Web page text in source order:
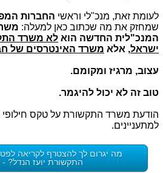
לעומת זאת, מנכ"לי וראשי החברות
שמחזק את מה שכתוב כאן למעלה:
המנכ"לית החדשה הוא לא משרד
ישראל, אלא משרד האינטרסים של
עצוב, מרגיז ומקומם.
טוב זה לא יכול להיגמר.
הודעת משרד התקשורת על טקס חילופי
למתעניינים.
מה יגרום לך להצטרף לקריאה
התקשורת יועז הנדל? -